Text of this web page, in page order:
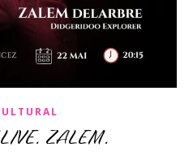
ZALEM.